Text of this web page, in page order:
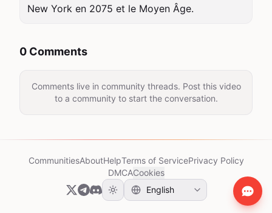
New York en 2075 et le Moyen Âge.
0 Comments
Comments live in community threads. Post this video
to a community to start the conversation.
CommunitiesAboutHelpTerms of ServicePrivacy Policy
DMCACookies